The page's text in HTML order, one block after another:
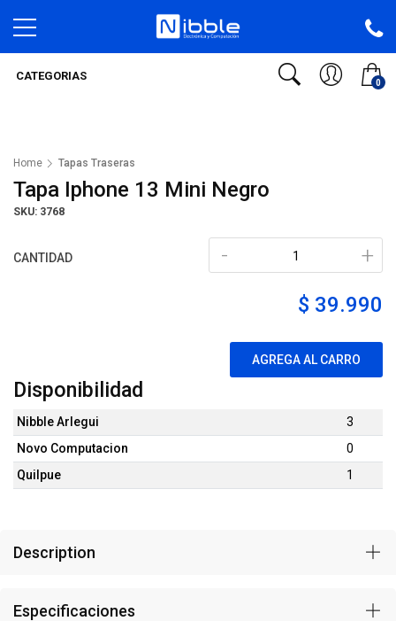
0
CATEGORIAS
Home Tapas Traseras
Tapa Iphone 13 Mini Negro
SKU: 3768
CANTIDAD +
-
$ 39.990
AGREGA AL CARRO
Disponibilidad
Nibble Arlegui
3
Novo Computacion
0
Quilpue
1
Description
Especificaciones